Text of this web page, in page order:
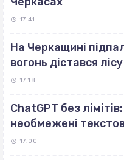
17:41
На Черкащині
вогонь дістався лісу
17:18
ChatGPT без
необмежені
17:00